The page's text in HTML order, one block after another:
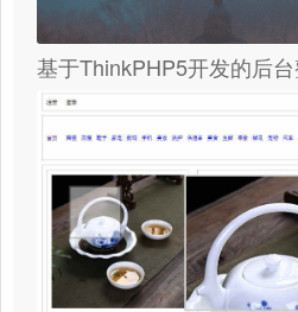
基于ThinkPHP5开发的后